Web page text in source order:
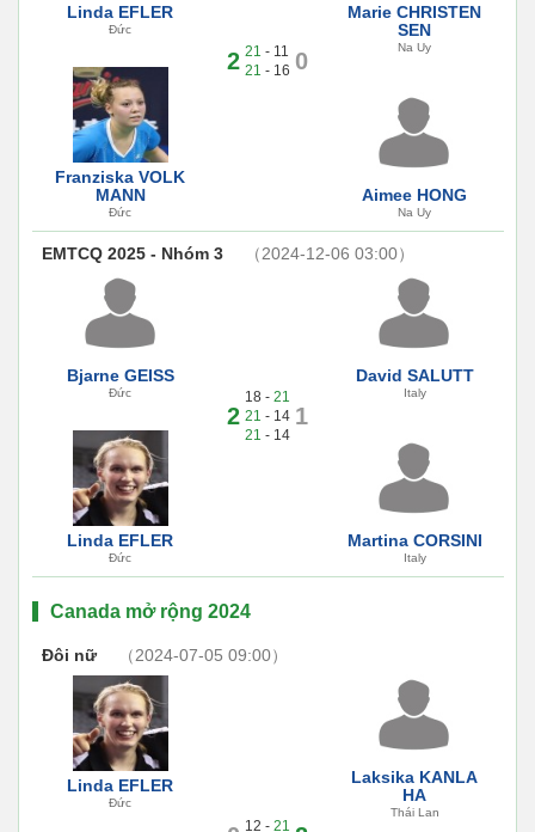
Linda EFLER
Đức
Franziska VOLK
MANN
Đức
2 21 - 11
21 - 16 0
Marie CHRISTEN
SEN
Na Uy
Aimee HONG
Na Uy
EMTCQ 2025 - Nhóm 3 （2024-12-06 03:00）
Bjarne GEISS
Đức
Linda EFLER
Đức
2
18 - 21
21 - 14
21 - 14
1
David SALUTT
Italy
Martina CORSINI
Italy
Canada mở rộng 2024
Đôi nữ （2024-07-05 09:00）
Linda EFLER
Đức
12 - 21
Laksika KANLA
HA
Thái Lan